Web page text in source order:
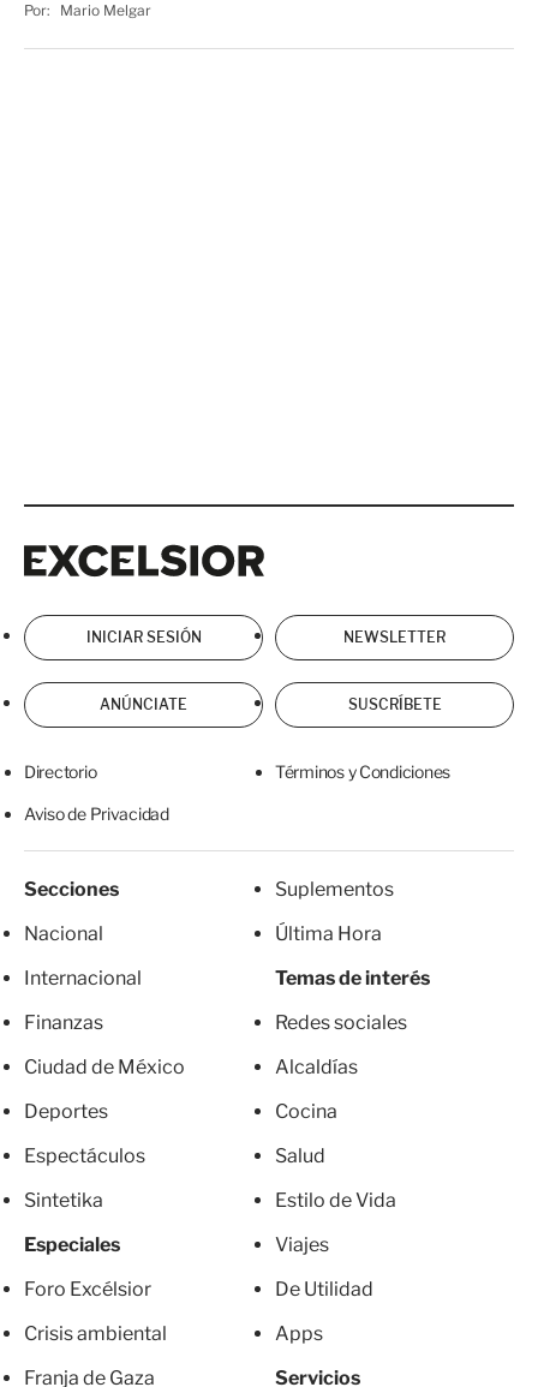
Por:
Mario Melgar
INICIAR SESIÓN NEWSLETTER
ANÚNCIATE SUSCRÍBETE
Directorio Términos y Condiciones
Aviso de Privacidad
Secciones
Nacional
Internacional
Finanzas
Ciudad de México
Deportes
Espectáculos
Sintetika
Especiales
Foro Excélsior
Crisis ambiental
Franja de Gaza
Suplementos
Última Hora
Temas de interés
Redes sociales
Alcaldías
Cocina
Salud
Estilo de Vida
Viajes
De Utilidad
Apps
Servicios